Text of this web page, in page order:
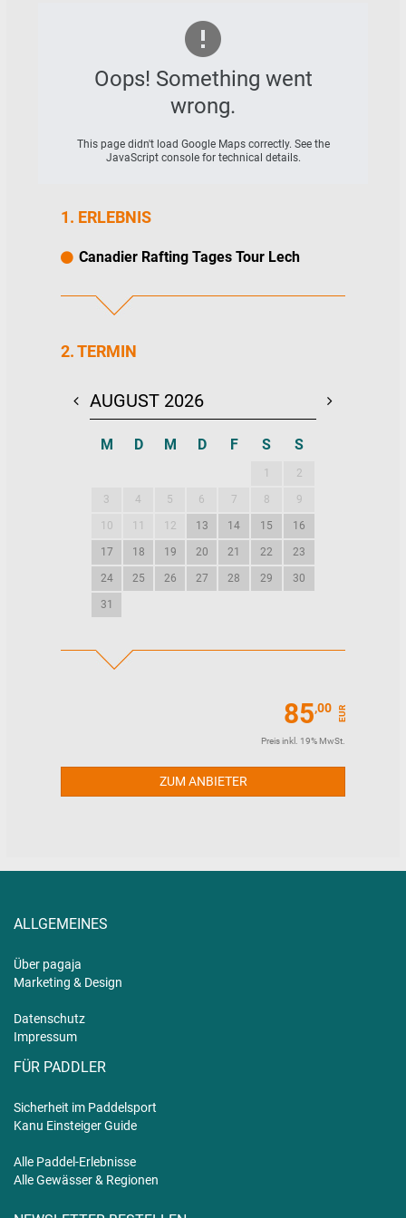
selbstverständlich mit einer ausgiebigen
Sicherheitseinweisung und Übungen zum
richtigen Umgang mit Boot und Paddel.
Außerdem geben wir viele Tipps zum
Einschätzen der Strömungen und
Hindernisse auf dem Fluss. Die Teams
werden natürlich durch unsere erfahrenen
Guides in Kajaks begleitet.
Oops! Something went
wrong.
This page didn't load Google Maps correctly. See the
JavaScript console for technical details.
1. ERLEBNIS
Canadier Rafting Tages Tour Lech
2. TERMIN
AUGUST 2026
M D M D F S S
1 2
3 4 5 6 7 8 9
10 11 12 13 14 15 16
17 18 19 20 21 22 23
24 25 26 27 28 29 30
31
85,00 EUR
Preis inkl. 19% MwSt.
ZUM ANBIETER
ALLGEMEINES
Über pagaja
Marketing & Design
Datenschutz
Impressum
FÜR PADDLER
Sicherheit im Paddelsport
Kanu Einsteiger Guide
Alle Paddel-Erlebnisse
Alle Gewässer & Regionen